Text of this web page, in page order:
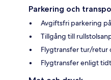
Parkering och
Avgiftsfri parkering
Tillgång till
Flygtransfer tur/
Flygtransfer enligt